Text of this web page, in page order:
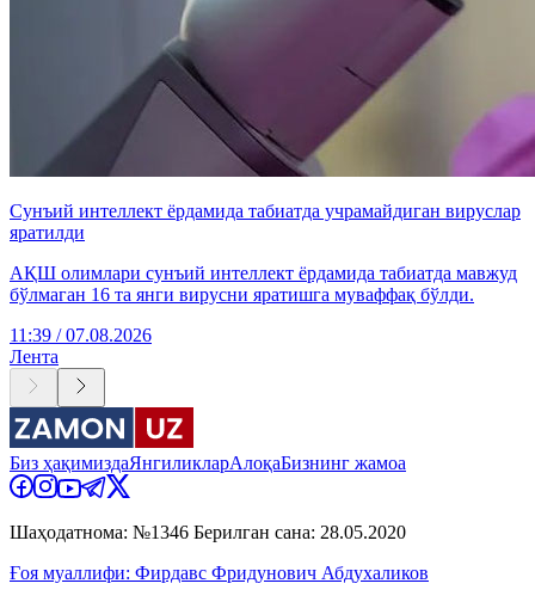
Сунъий интеллект ёрдамида табиатда учрамайдиган вируслар
яратилди
АҚШ олимлари сунъий интеллект ёрдамида табиатда мавжуд
бўлмаган 16 та янги вирусни яратишга муваффақ бўлди.
11:39 / 07.08.2026
Лента
Биз ҳақимиздаЯнгиликларАлоқаБизнинг жамоа
Шаҳодатнома: №1346 Берилган сана: 28.05.2020
Ғоя муаллифи: Фирдавс Фридунович Абдухаликов